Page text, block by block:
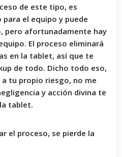
de este tipo, es
el equipo y puede
pero afortunadamente hay
El proceso eliminará
en la tablet, así que te
de todo. Dicho todo eso,
tu propio riesgo, no me
y acción divina te
tablet.
el proceso, se pierde la